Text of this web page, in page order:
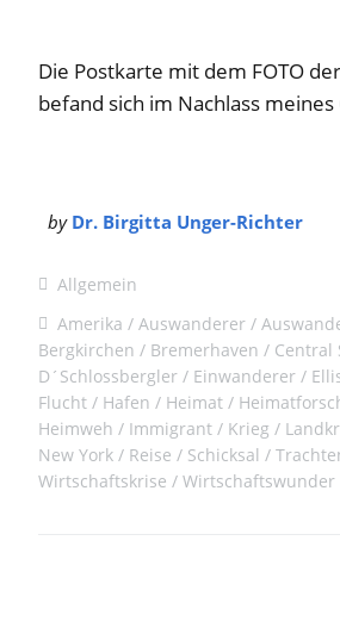
Die Postkarte mit dem FOTO
befand sich im Nachlass
by Dr. Birgitta Unger-Richter
Allgemein
Amerika
Auswanderer
Bergkirchen
Bremerhaven Central
D´Schlossbergler
Einwanderer
Flucht
Hafen Heimat
Heimweh
Immigrant Krieg
New York
Reise Schicksal
Wirtschaftskrise
Wirtschaftswunder